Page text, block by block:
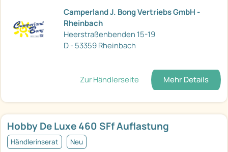
Camperland J. Bong Vertriebs GmbH -
Rheinbach
Heerstraßenbenden 15-19
D - 53359 Rheinbach
Zur Händlerseite Mehr Details
Hobby De Luxe 460 SFf Auflastung
Händlerinserat Neu